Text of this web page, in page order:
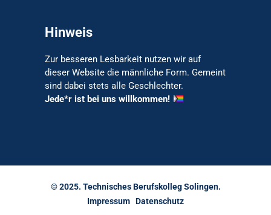
Hinweis
Zur besseren Lesbarkeit nutzen wir auf
dieser Website die männliche Form. Gemeint
sind dabei stets alle Geschlechter.
Jede*r ist bei uns willkommen!
© 2025. Technisches Berufskolleg Solingen.
Impressum Datenschutz